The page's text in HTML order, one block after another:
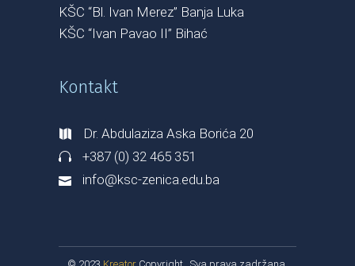
KŠC “Bl. Ivan Merez” Banja Luka
KŠC “Ivan Pavao II” Bihać
Kontakt
Dr. Abdulaziza Aska Borića 20
+387 (0) 32 465 351
info@ksc-zenica.edu.ba